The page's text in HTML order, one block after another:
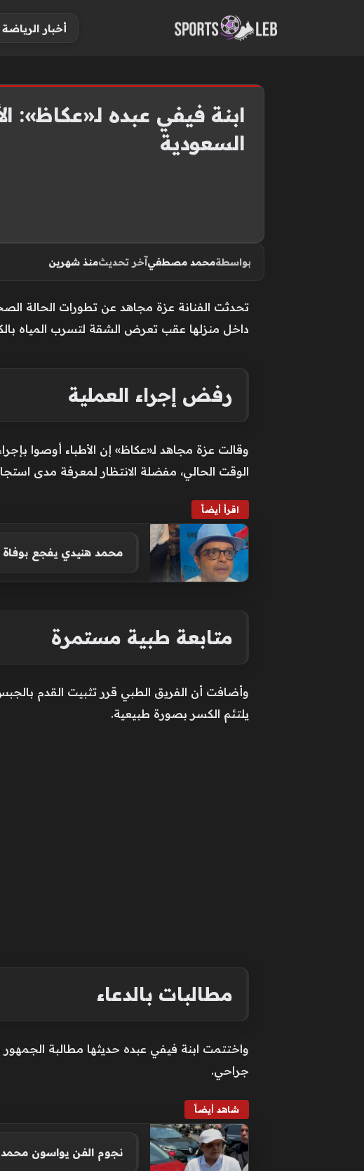
أخبار الرياضة
ابنة فيفي عبده لـ«عكاظ»:
السعودية
بواسطةمحمد مصطفيآخر تحديثمنذ شهرين
تحدثت الفنانة عزة مجاهد عن تطورات الحالة
داخل منزلها عقب تعرض الشقة لتسرب المياه
رفض إجراء العملية
وقالت عزة مجاهد لـ«عكاظ» إن الأطباء أوصوا
الوقت الحالي، مفضلة الانتظار لمعرفة مدى
اقرأ أيضاً
محمد هنيدي يفجع بوفاة
متابعة طبية مستمرة
وأضافت أن الفريق الطبي قرر تثبيت القدم
يلتئم الكسر بصورة طبيعية.
مطالبات بالدعاء
واختتمت ابنة فيفي عبده حديثها مطالبة الجمهور
جراحي.
شاهد أيضاً
نجوم الفن يواسون